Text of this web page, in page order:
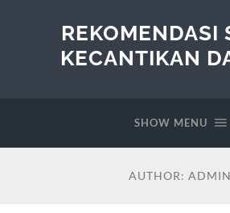
REKOMENDASI
KECANTIKAN
SHOW MENU
AUTHOR: ADMIN